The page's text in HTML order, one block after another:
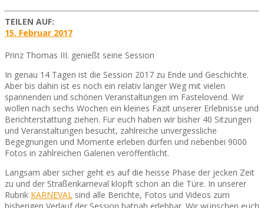
TEILEN AUF:
15. Februar 2017
Prinz Thomas III. genießt seine Session
In genau 14 Tagen ist die Session 2017 zu Ende und Geschichte.
Aber bis dahin ist es noch ein relativ langer Weg mit vielen
spannenden und schönen Veranstaltungen im Fastelovend. Wir
wollen nach sechs Wochen ein kleines Fazit unserer Erlebnisse und
Berichterstattung ziehen. Für euch haben wir bisher 40 Sitzungen
und Veranstaltungen besucht, zahlreiche unvergessliche
Begegnungen und Momente erleben dürfen und nebenbei 9000
Fotos in zahlreichen Galerien veröffentlicht.
Langsam aber sicher geht es auf die heisse Phase der jecken Zeit
zu und der Straßenkarneval klopft schon an die Türe. In unserer
Rubrik KARNEVAL sind alle Berichte, Fotos und Videos zum